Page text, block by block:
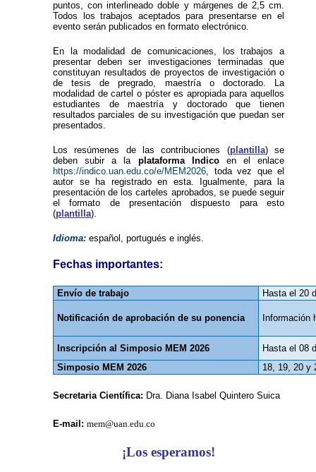
puntos, con interlineado doble y márgenes de 2,5 cm.
Todos los trabajos aceptados para presentarse en el
evento serán publicados en formato electrónico.
En la modalidad de comunicaciones, los trabajos a
presentar deben ser investigaciones terminadas que
constituyan resultados de proyectos de investigación o
de tesis de pregrado, maestría o doctorado. La
modalidad de cartel o póster es apropiada para aquellos
estudiantes de maestría y doctorado que tienen
resultados parciales de su investigación que puedan ser
presentados.
Los resúmenes de las contribuciones (plantilla) se
deben subir a la plataforma Indicoen el enlace
https://indico.uan.edu.co/e/MEM2026, toda vez que el
autor se ha registrado en esta. Igualmente, para la
presentación de los carteles aprobados, se puede seguir
el formato de presentación dispuesto para esto
(plantilla).
Idioma: español, portugués e inglés.
Fechas importantes:
Envío de trabajo Hasta el 20
Notificación de aprobación de su ponencia Información
Inscripción al Simposio MEM 2026
Hasta el 08
Simposio MEM 2026
18, 19, 20 y
Secretaria Científica: Dra. Diana Isabel Quintero Suica
E-mail: mem@uan.edu.co
¡Los esperamos!